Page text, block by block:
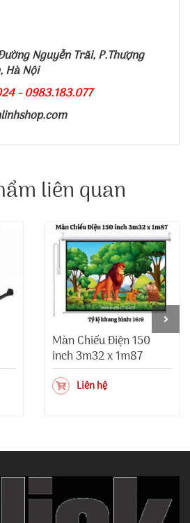
Nguyễn Trãi, P.Thượng
Hà Nội
- 0983.183.077
liên quan
Màn Chiếu Điện 150
inch 3m32 x 1m87
Liên hệ